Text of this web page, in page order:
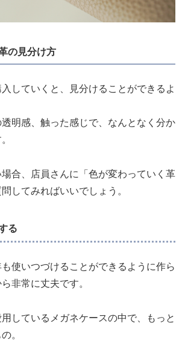
の見分け方
していくと、見分けることができるよ
明感、触った感じで、なんとなく分か
合、店員さんに「色が変わっていく革
してみればいいでしょう。
る
も使いつづけることができるように作ら
非常に丈夫です。
しているメガネケースの中で、もっと
。